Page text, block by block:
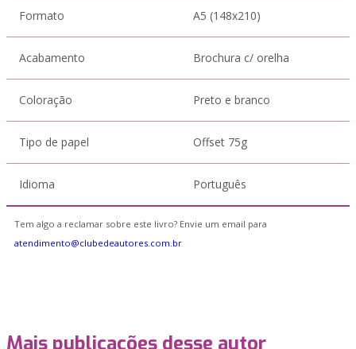
Formato A5 (148x210)
Acabamento Brochura c/ orelha
Coloração Preto e branco
Tipo de papel Offset 75g
Idioma Português
Tem algo a reclamar sobre este livro? Envie um email para
atendimento@clubedeautores.com.br
Mais publicações desse autor